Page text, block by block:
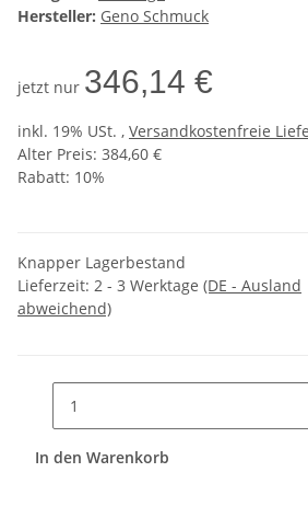
Hersteller: Geno Schmuck
jetzt nur 346,14 €
inkl. 19% USt. , Versandkostenfreie
Alter Preis: 384,60 €
Rabatt: 10%
Knapper Lagerbestand
Lieferzeit: 2 - 3 Werktage (DE - Ausland
abweichend)
In den Warenkorb